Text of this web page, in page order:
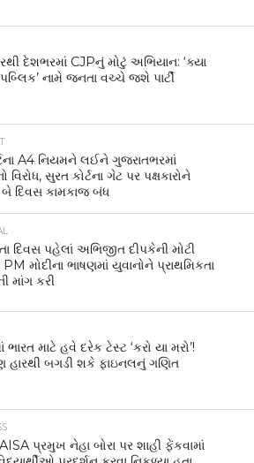
દેશભરમાં CJPનું મોટું અભિયાન: ‘ક્યા
નામે જનતા વચ્ચે જશે પાર્ટી
A4 નિયમને લઈને ગુજરાતભરમાં
વિરોધ, સુરત કોર્ટના ગેટ પર પક્ષકારોને
બે દિવસ કામકાજ બંધ
દિવસ પહેલાં અભિજીત દીપકેની મોટી
PM મોદીના ભાષણમાં યુવાનોને પ્રાથમિકતા
માંગ કરી
ભારત માટે હવે દરેક ટેસ્ટ ‘કરો યા મરો’!
બગડી શકે ફાઇનલનું ગણિત
AISA પ્રમુખ નેહા બોરા પર શાહી ફેંકવામાં